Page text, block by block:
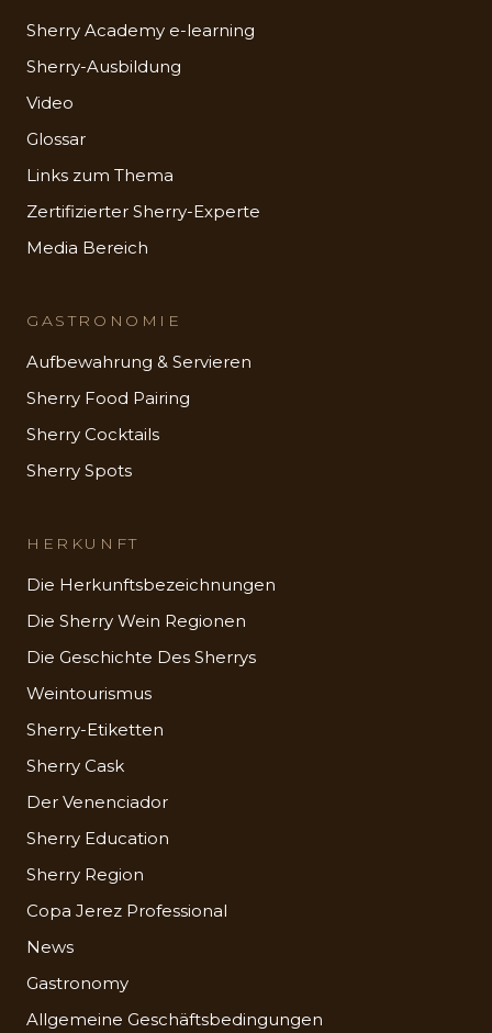
Sherry Academy e-learning
Sherry-Ausbildung
Video
Glossar
Links zum Thema
Zertifizierter Sherry-Experte
Media Bereich
GASTRONOMIE
Aufbewahrung & Servieren
Sherry Food Pairing
Sherry Cocktails
Sherry Spots
HERKUNFT
Die Herkunftsbezeichnungen
Die Sherry Wein Regionen
Die Geschichte Des Sherrys
Weintourismus
Sherry-Etiketten
Sherry Cask
Der Venenciador
Sherry Education
Sherry Region
Copa Jerez Professional
News
Gastronomy
Allgemeine Geschäftsbedingungen